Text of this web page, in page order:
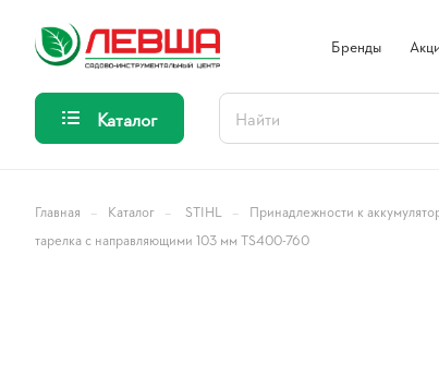
Бренды
Каталог
Главная – Каталог – STIHL – Принадлежности к
тарелка с направляющими 103 мм TS400-760